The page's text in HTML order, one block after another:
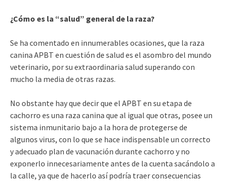
¿Cómo es la “salud” general de la raza?
Se ha comentado en innumerables ocasiones, que la raza
canina APBT en cuestión de salud es el asombro del mundo
veterinario, por su extraordinaria salud superando con
mucho la media de otras razas.
No obstante hay que decir que el APBT en su etapa de
cachorro es una raza canina que al igual que otras, posee un
sistema inmunitario bajo a la hora de protegerse de
algunos virus, con lo que se hace indispensable un correcto
y adecuado plan de vacunación durante cachorro y no
exponerlo innecesariamente antes de la cuenta sacándolo a
la calle, ya que de hacerlo así podría traer consecuencias